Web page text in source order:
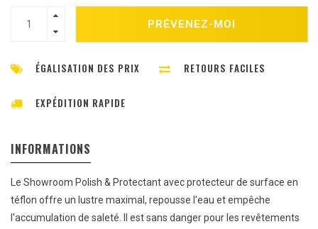
PRÉVENEZ-MOI
ÉGALISATION DES PRIX RETOURS FACILES
EXPÉDITION RAPIDE
INFORMATIONS
Le Showroom Polish & Protectant avec protecteur de surface en
téflon offre un lustre maximal, repousse l'eau et empêche
l'accumulation de saleté. Il est sans danger pour les revêtements